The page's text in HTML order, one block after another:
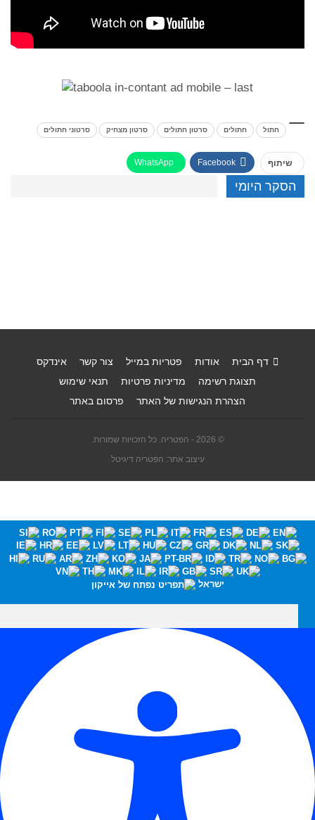
חתול חתולים סרטון חתולים סרטון מצחיק סרטוני חתולים
שיתוף Facebook
WhatsApp
הסקר היומי
דף הבית אודות פטריות במייל צור קשר
אינדקס
תצוגת רשימה
מדיניות פרטיות
תנאי שימוש
הצהרת הנגישות של האתר
פרסום באתר
© 2026 - הפטריה. כל הזכויות שמורות.
עיצוב אתר: הפטריה דיגיטל
ישראל